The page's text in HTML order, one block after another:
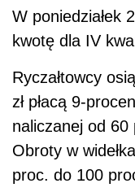
W poniedziałek
kwotę dla IV
Ryczałtowcy
zł płacą 9-
naliczanej od 60
Obroty w
proc. do 100